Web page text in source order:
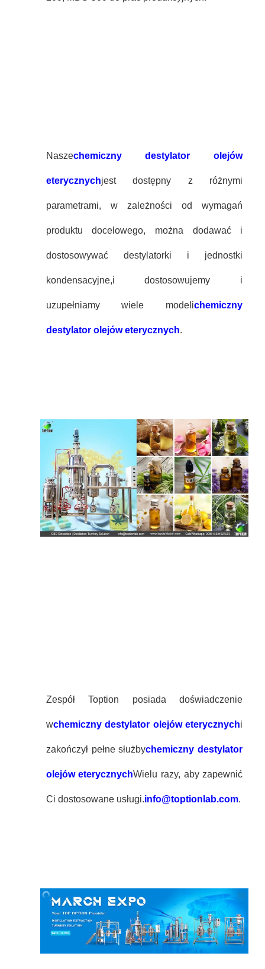
Naszechemiczny destylator olejów
eterycznychjest dostępny z różnymi
parametrami, w zależności od wymagań
produktu docelowego, można dodawać i
dostosowywać destylatorki i jednostki
kondensacyjne,i dostosowujemy i
uzupełniamy wiele modelichemiczny
destylator olejów eterycznych.
Zespół Toption posiada doświadczenie
wchemiczny destylator olejów eterycznychi
zakończył pełne służbychemiczny destylator
olejów eterycznychWielu razy, aby zapewnić
Ci dostosowane usługi.info@toptionlab.com.